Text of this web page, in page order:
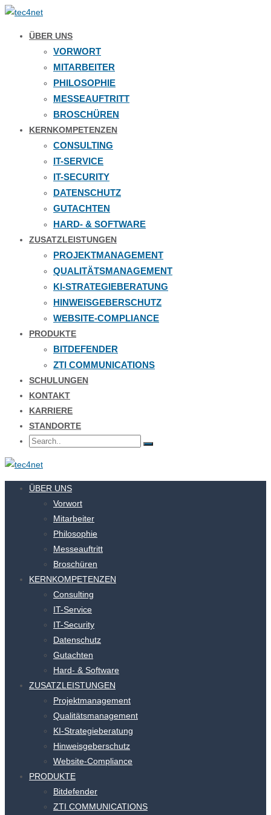
ÜBER UNS
VORWORT
MITARBEITER
PHILOSOPHIE
MESSEAUFTRITT
BROSCHÜREN
KERNKOMPETENZEN
CONSULTING
IT-SERVICE
IT-SECURITY
DATENSCHUTZ
GUTACHTEN
HARD- & SOFTWARE
ZUSATZLEISTUNGEN
PROJEKTMANAGEMENT
QUALITÄTSMANAGEMENT
KI-STRATEGIEBERATUNG
HINWEISGEBERSCHUTZ
WEBSITE-COMPLIANCE
PRODUKTE
BITDEFENDER
ZTI COMMUNICATIONS
SCHULUNGEN
KONTAKT
KARRIERE
STANDORTE
ÜBER UNS
Vorwort
Mitarbeiter
Philosophie
Messeauftritt
Broschüren
KERNKOMPETENZEN
Consulting
IT-Service
IT-Security
Datenschutz
Gutachten
Hard- & Software
ZUSATZLEISTUNGEN
Projektmanagement
Qualitätsmanagement
KI-Strategieberatung
Hinweisgeberschutz
Website-Compliance
PRODUKTE
Bitdefender
ZTI COMMUNICATIONS